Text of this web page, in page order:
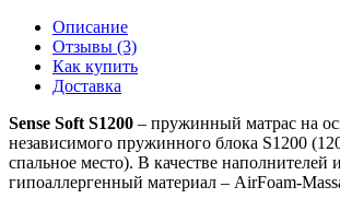
Описание
Отзывы (3)
Как купить
Доставка
Sense Soft S1200 – пружинный матрас на
независимого пружинного блока S1200
спальное место). В качестве наполнителей
гипоаллергенный материал – AirFoam-